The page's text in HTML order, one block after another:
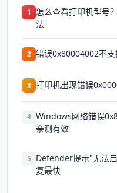
1
怎么查看打印机型号
法
2 错误0x80004002不
3 打印机出现错误
4 Windows网络错误
亲测有效
5 Defender提示"无法
复最快